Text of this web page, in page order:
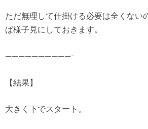
ただ無理して仕掛ける必要は全くない
ば様子見にしておきます。
——————————-
【結果】
大きく下でスタート。